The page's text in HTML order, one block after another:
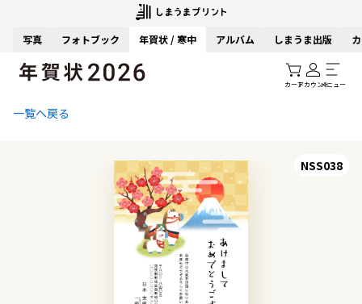
写真 フォトブック 年賀状 / 寒中 アルバム しまうま出版
カートアカウントメニュー
一覧へ戻る
NSS038